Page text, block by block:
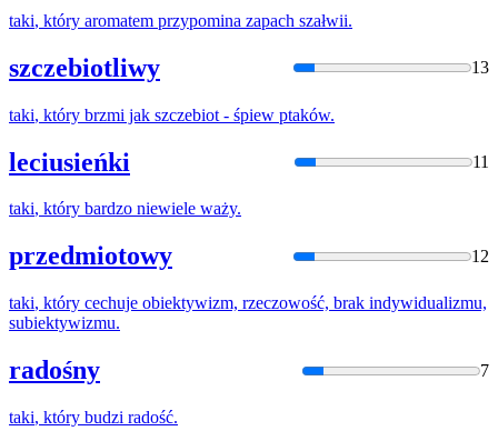
taki, który aromatem przypomina zapach szałwii.
szczebiotliwy 13
taki, który brzmi jak szczebiot - śpiew ptaków.
leciusieńki 11
taki, który bardzo niewiele waży.
przedmiotowy 12
taki, który cechuje obiektywizm, rzeczowość, brak indywidualizmu,
subiektywizmu.
radośny 7
taki, który budzi radość.